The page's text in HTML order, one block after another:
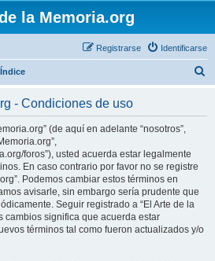
la Memoria.org
Identificarse
Registrarse
Índice
- Condiciones de uso
(de aquí en adelante “nosotros”,
foros”), usted acuerda estar legalmente
En caso contrario por favor no se registre
Podemos cambiar estos términos en
avisarle, sin embargo sería prudente que
Seguir registrado a “El Arte de la
cambios significa que acuerda estar
términos tal como fueron actualizados y/o